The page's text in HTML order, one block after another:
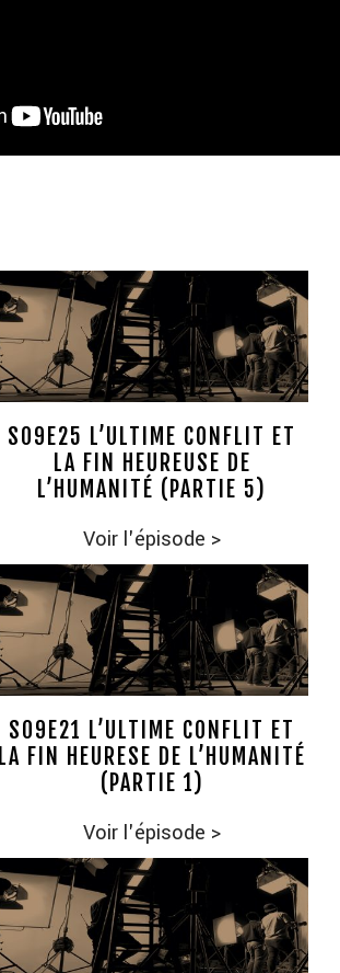
S09E25 L’ULTIME CONFLIT ET
LA FIN HEUREUSE DE
L’HUMANITÉ (PARTIE 5)
Voir l'épisode >
S09E21 L’ULTIME CONFLIT ET
LA FIN HEURESE DE L’HUMANITÉ
(PARTIE 1)
Voir l'épisode >